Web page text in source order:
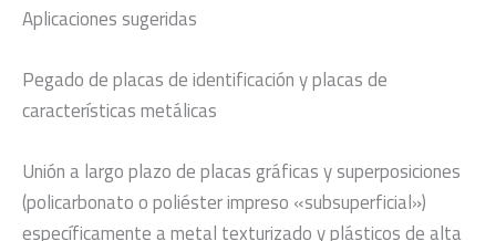
Aplicaciones sugeridas
Pegado de placas de identificación y placas de
características metálicas
Unión a largo plazo de placas gráficas y superposiciones
(policarbonato o poliéster impreso «subsuperficial»)
específicamente a metal texturizado y plásticos de alta